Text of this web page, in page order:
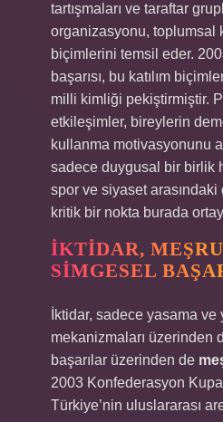
tartışmaları ve taraftar
organizasyonu, toplumsal
biçimlerini temsil eder.
başarısı, bu katılım
milli kimliği pekiştirmiştir.
etkileşimler, bireylerin
kullanma motivasyonunu
sadece duygusal bir birlik
spor ve siyaset
kritik bir nokta burada
İKTIDAR,
SIMGESEL
İktidar, sadece yasama ve
mekanizmaları üzerinden
başarılar üzerinden de
2003 Konfederasyon
Türkiye’nin uluslararası